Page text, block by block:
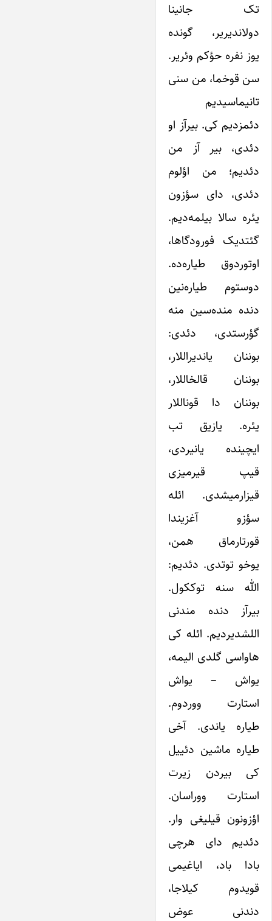
تک جانینا
دولاندیریر، گونده
یوز نفره حؤکم وئریر.
سن قوخما، من سنی
تانیماسیدیم
دئمزدیم کی. بیرآز او
دئدی، بیر آز من
دئدیم؛ من اؤلوم
دئدی، دای سؤزون
یئره سالا بیلمه‌دیم.
گئتدیک فورودگاها،
اوتوردوق طیاره‌ده.
دوستوم طیاره‌نین
دنده منده‌سین منه
گؤرستدی، دئدی:
بوننان یاندیراللار،
بوننان قالخاللار،
بوننان دا قوناللار
یئره. یازیق تب
ایچینده یانیردی،
قیپ قیرمیزی
قیزارمیشدی. ائله
سؤزو آغزیندا
قورتارماق همن،
یوخو توتدی. دئدیم:
الله سنه توککول.
بیرآز دنده مندنی
اللشدیردیم. ائله کی
هاواسی گلدی الیمه،
یواش – یواش
استارت ووردوم.
طیاره یاندی. آخی
طیاره ماشین دئییل
کی بیردن زیرت
استارت ووراسان.
اؤزونون قیلیغی وار.
دئدیم دای هرچی
بادا باد، ایاغیمی
قویدوم کیلاجا،
دندنی عوض